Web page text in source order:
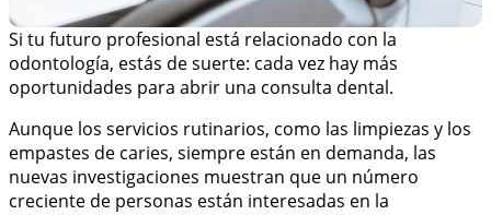
Si tu futuro profesional está relacionado con la
odontología, estás de suerte: cada vez hay más
oportunidades para abrir una consulta dental.
Aunque los servicios rutinarios, como las limpiezas y los
empastes de caries, siempre están en demanda, las
nuevas investigaciones muestran que un número
creciente de personas están interesadas en la